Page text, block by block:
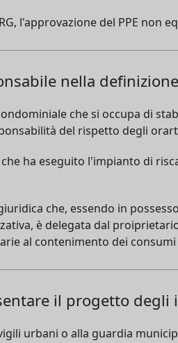
l'approvazione del PPE non
nella
che si occupa di
del rispetto degli
ha eseguito l'impianto di
che, essendo in
è delegata dal
al contenimento dei
il progetto degli
urbani o alla guardia